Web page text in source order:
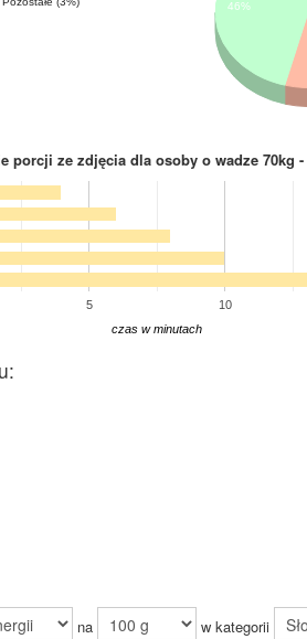
46%
porcji ze zdjęcia dla osoby o wadze 70kg -
5 10
czas w minutach
na w kategorii